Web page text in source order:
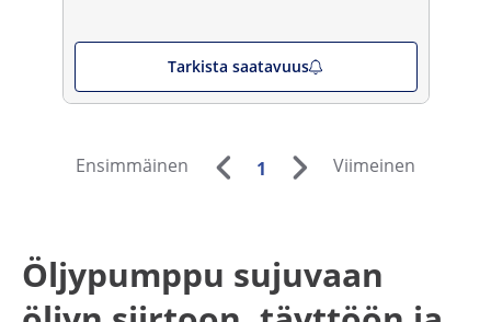
Tarkista saatavuus
Ensimmäinen 1 Viimeinen
Öljypumppu sujuvaan